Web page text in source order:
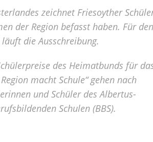
zeichnet Friesoyther
der Region befasst haben. Für den
die Ausschreibung.
des Heimatbunds für
macht Schule“ gehen nach
und Schüler des Albertus-
Schulen (BBS).